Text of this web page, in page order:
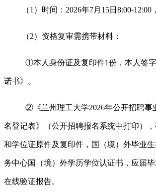
（1）时间：2026年7月15日8:00-12:00
（2）资格复审需携带材料：
①本人身份证及复印件1份，本人签
诺书》。
②《兰州理工大学2026年公开招聘事
名登记表》（公开招聘报名系统中打印）
和学位证原件及复印件，国（境）外毕业
务中心国（境）外学历学位认证书，应届
在线验证报告。